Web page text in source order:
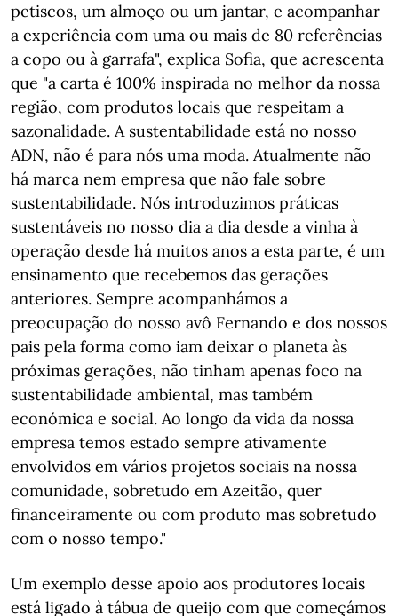
petiscos, um almoço ou um jantar, e acompanhar
a experiência com uma ou mais de 80 referências
a copo ou à garrafa", explica Sofia, que acrescenta
que "a carta é 100% inspirada no melhor da nossa
região, com produtos locais que respeitam a
sazonalidade. A sustentabilidade está no nosso
ADN, não é para nós uma moda. Atualmente não
há marca nem empresa que não fale sobre
sustentabilidade. Nós introduzimos práticas
sustentáveis no nosso dia a dia desde a vinha à
operação desde há muitos anos a esta parte, é um
ensinamento que recebemos das gerações
anteriores. Sempre acompanhámos a
preocupação do nosso avô Fernando e dos nossos
pais pela forma como iam deixar o planeta às
próximas gerações, não tinham apenas foco na
sustentabilidade ambiental, mas também
económica e social. Ao longo da vida da nossa
empresa temos estado sempre ativamente
envolvidos em vários projetos sociais na nossa
comunidade, sobretudo em Azeitão, quer
financeiramente ou com produto mas sobretudo
com o nosso tempo."
Um exemplo desse apoio aos produtores locais
está ligado à tábua de queijo com que começámos